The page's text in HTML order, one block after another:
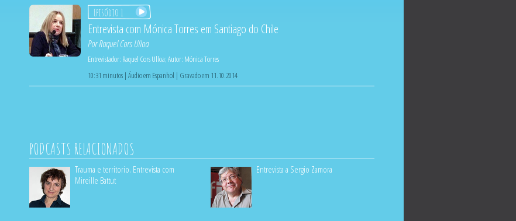
Episódio 1
Entrevista com Mónica Torres em Santiago do Chile
PorRaquel Cors Ulloa
Entrevistador: Raquel Cors Ulloa;Autor: Mónica Torres
10:31 minutos | Áudio em Espanhol | Gravado em 11.10.2014
PODCASTS RELACIONADOS
Trauma e territorio. Entrevista com
Mireille Battut
Entrevista a Sergio Zamora